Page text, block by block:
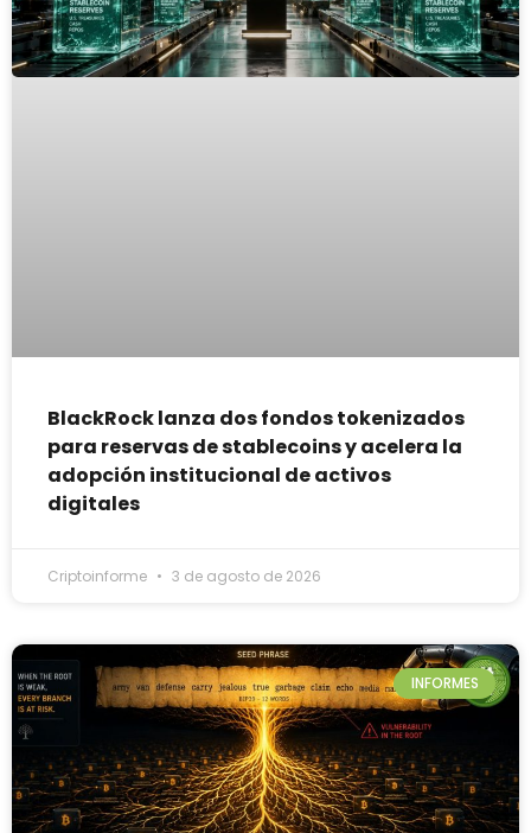
BlackRock lanza dos fondos tokenizados
para reservas de stablecoins y acelera la
adopción institucional de activos
digitales
Criptoinforme 3 de agosto de 2026
INFORMES